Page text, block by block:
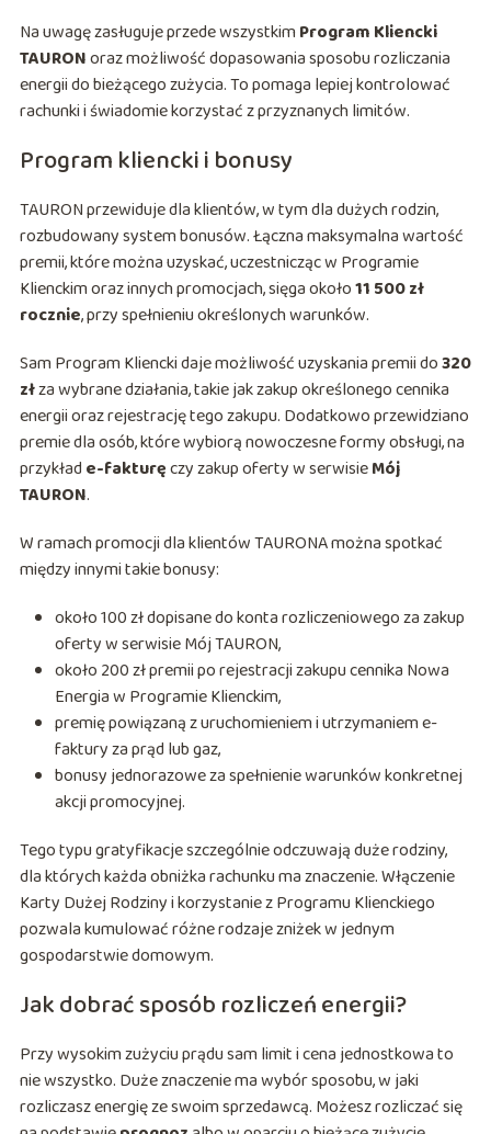
Na uwagę zasługuje przede wszystkimProgram Kliencki
TAURONoraz możliwość dopasowania sposobu rozliczania
energii do bieżącego zużycia. To pomaga lepiej kontrolować
rachunki i świadomie korzystać z przyznanych limitów.
Program kliencki i bonusy
TAURON przewiduje dla klientów, w tym dla dużych rodzin,
rozbudowany system bonusów. Łączna maksymalna wartość
premii, które można uzyskać, uczestnicząc w Programie
Klienckim oraz innych promocjach, sięga około11 500 zł
rocznie, przy spełnieniu określonych warunków.
Sam Program Kliencki daje możliwość uzyskania premii do320
złza wybrane działania, takie jak zakup określonego cennika
energii oraz rejestrację tego zakupu. Dodatkowo przewidziano
premie dla osób, które wybiorą nowoczesne formy obsługi, na
przykład e-fakturęczy zakup oferty w serwisieMój
TAURON.
W ramach promocji dla klientów TAURONA można spotkać
między innymi takie bonusy:
około 100 zł dopisane do konta rozliczeniowego za zakup
oferty w serwisie Mój TAURON,
około 200 zł premii po rejestracji zakupu cennika Nowa
Energia w Programie Klienckim,
premię powiązaną z uruchomieniem i utrzymaniem e-
faktury za prąd lub gaz,
bonusy jednorazowe za spełnienie warunków konkretnej
akcji promocyjnej.
Tego typu gratyfikacje szczególnie odczuwają duże rodziny,
dla których każda obniżka rachunku ma znaczenie. Włączenie
Karty Dużej Rodziny i korzystanie z Programu Klienckiego
pozwala kumulować różne rodzaje zniżek w jednym
gospodarstwie domowym.
Jak dobrać sposób rozliczeń energii?
Przy wysokim zużyciu prądu sam limit i cena jednostkowa to
nie wszystko. Duże znaczenie ma wybór sposobu, w jaki
rozliczasz energię ze swoim sprzedawcą. Możesz rozliczać się